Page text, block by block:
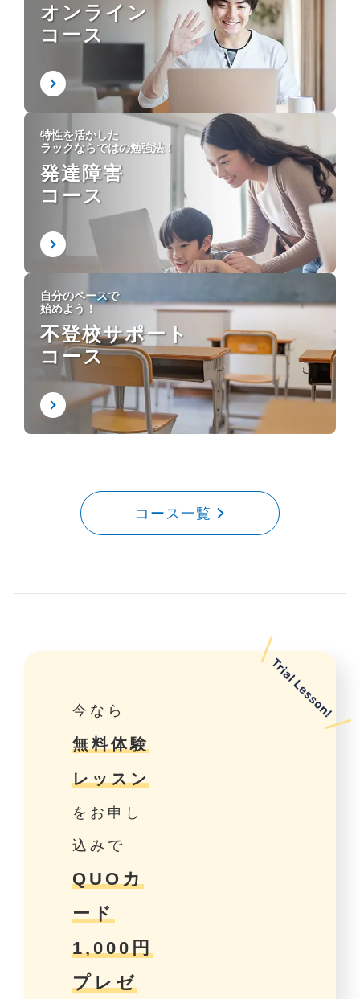
オンライン
コース
特性を活かした
ラックならではの勉強法！
発達障害
コース
自分のペースで
始めよう！
不登校サポート
コース
コース一覧
今なら
無料体験
レッスン
をお申し
込みで
QUOカ
ード
1,000円
プレゼ